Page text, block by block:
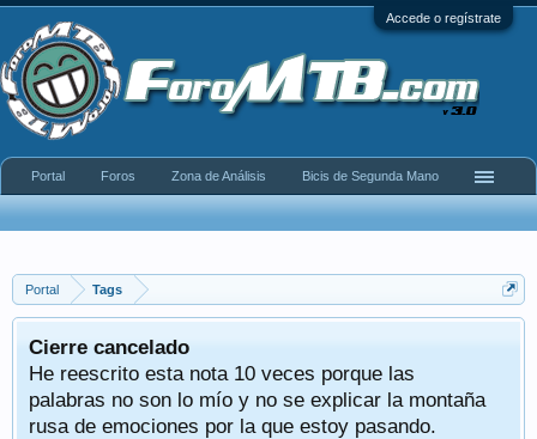
Accede o regístrate
Portal Tags
Cierre cancelado
He reescrito esta nota 10 veces porque las
palabras no son lo mío y no se explicar la montaña
rusa de emociones por la que estoy pasando.
Portal Foros Zona de Análisis Bicis de Segunda Mano